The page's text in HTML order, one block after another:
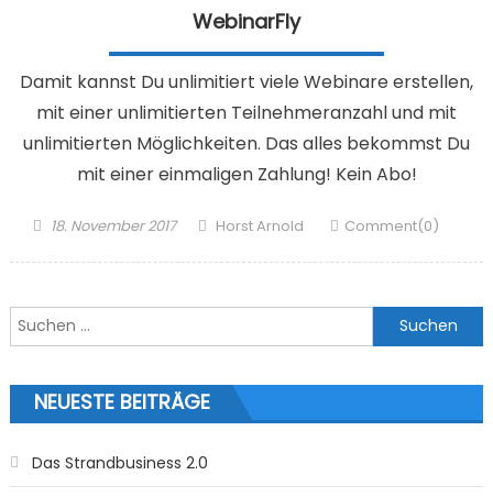
WebinarFly
Damit kannst Du unlimitiert viele Webinare erstellen,
mit einer unlimitierten Teilnehmeranzahl und mit
unlimitierten Möglichkeiten. Das alles bekommst Du
mit einer einmaligen Zahlung! Kein Abo!
Posted
18. November 2017 Author
Horst Arnold Comment(0)
Suchen
nach:
NEUESTE BEITRÄGE
Das Strandbusiness 2.0